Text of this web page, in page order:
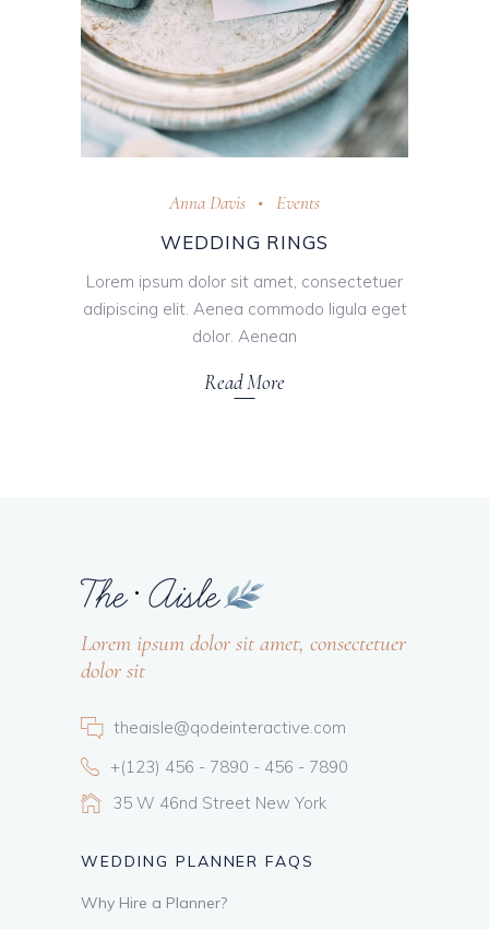
Anna Davis
Events
WEDDING RINGS
Lorem ipsum dolor sit amet, consectetuer
adipiscing elit. Aenea commodo ligula eget
dolor. Aenean
Read More
Lorem ipsum dolor sit amet, consectetuer
dolor sit
theaisle@qodeinteractive.com
+(123) 456 - 7890 - 456 - 7890
35 W 46nd Street New York
WEDDING PLANNER FAQS
Why Hire a Planner?